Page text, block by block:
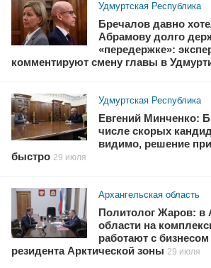
Удмуртская Республика
Бречалов давно
Абрамову долго
«передержке»:
комментируют смену главы в
Удмуртская Республика
Евгений Минченко:
числе скорых
видимо, решение
быстро 29 июля
Архангельская область
Политолог Жаров: в
области на
работают с бизнесом
резидента Арктической зоны 29 июля